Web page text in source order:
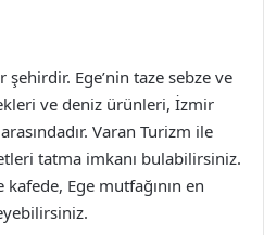
Ege’nin taze sebze ve
ve deniz ürünleri, İzmir
Varan Turizm ile
tatma imkanı bulabilirsiniz.
Ege mutfağının en